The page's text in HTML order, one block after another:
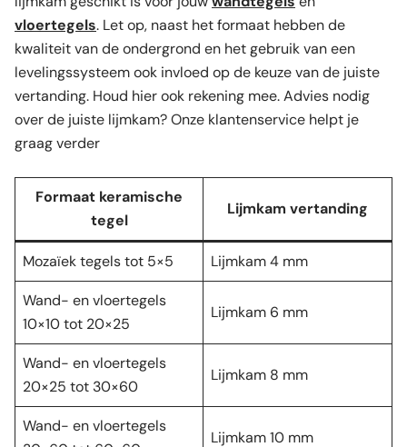
vloertegels. Let op, naast het formaat hebben de
kwaliteit van de ondergrond en het gebruik van een
levelingssysteem ook invloed op de keuze van de juiste
vertanding. Houd hier ook rekening mee. Advies nodig
over de juiste lijmkam? Onze klantenservice helpt je
graag verder
Formaat keramische
tegel
Lijmkam vertanding
Mozaïek tegelstot 5×5 Lijmkam 4 mm
Wand- en vloertegels
10×10 tot 20×25
Lijmkam 6 mm
Wand- en vloertegels
20×25 tot 30×60
Lijmkam 8 mm
Wand- en vloertegels
Lijmkam 10 mm